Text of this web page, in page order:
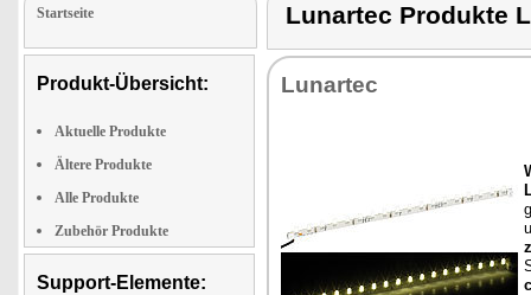
Startseite
Produkt-Übersicht:
Aktuelle Produkte
Ältere Produkte
Alle Produkte
Zubehör Produkte
Support-Elemente:
Lunartec Produkte
Lun­ar­tec